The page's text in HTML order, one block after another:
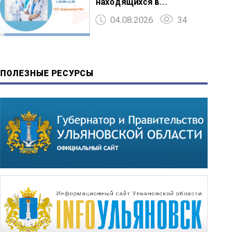
04.08.2026 34
ПОЛЕЗНЫЕ РЕСУРСЫ